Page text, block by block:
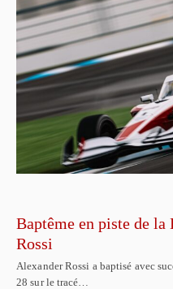
Baptême en piste de
Rossi
Alexander Rossi a baptisé avec
28 sur le tracé…